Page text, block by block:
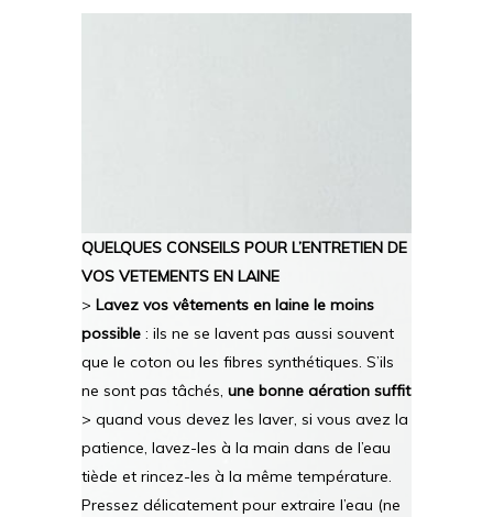
QUELQUES CONSEILS POUR L’ENTRETIEN DE
VOS VETEMENTS EN LAINE
> Lavez vos vêtements en laine le moins
possible : ils ne se lavent pas aussi souvent
que le coton ou les fibres synthétiques. S’ils
ne sont pas tâchés, une bonne aération suffit
> quand vous devez les laver, si vous avez la
patience, lavez-les à la main dans de l’eau
tiède et rincez-les à la même température.
Pressez délicatement pour extraire l’eau (ne